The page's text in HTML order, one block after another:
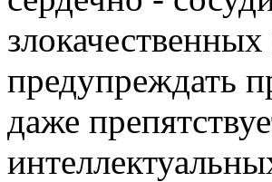
предупреждать
даже